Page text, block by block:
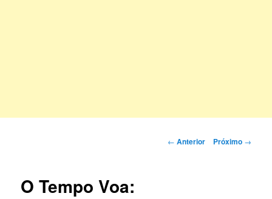
Navegação
← Anterior Próximo →
O Tempo Voa: